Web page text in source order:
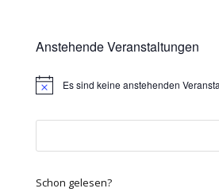
Anstehende Veranstaltungen
HinweisEs sind keine anstehenden
Schon gelesen?